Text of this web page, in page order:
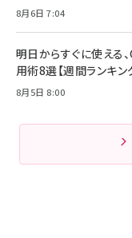
8月6日 7:04
明日からすぐに使え
用術8選【週間ランキン
8月5日 8:00